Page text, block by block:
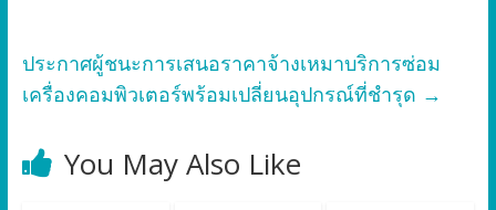
ประกาศผู้ชนะการเสนอราคาจ้างเหมาบริการซ่อม
เครื่องคอมพิวเตอร์พร้อมเปลี่ยนอุปกรณ์ที่ชำรุด →
You May Also Like